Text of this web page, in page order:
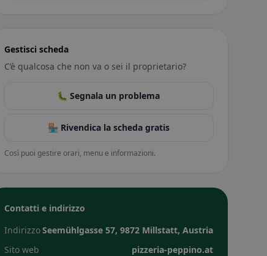
Gestisci scheda
C’è qualcosa che non va o sei il proprietario?
🐛 Segnala un problema
🏪 Rivendica la scheda gratis
Così puoi gestire orari, menu e informazioni.
Contatti e indirizzo
IndirizzoSeemühlgasse 57, 9872 Millstatt, Austria
Sito web
pizzeria-peppino.at